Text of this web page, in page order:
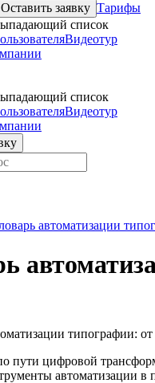
Оставить заявку Тарифы
Видеотур
Видеотур
автоматизации
пути цифровой
автоматизации в